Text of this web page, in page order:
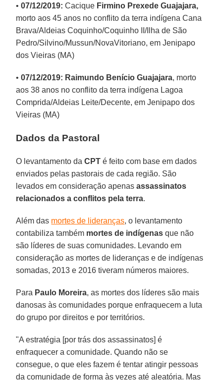
•07/12/2019: Cacique Firmino Prexede Guajajara,
morto aos 45 anos no conflito da terra indígena Cana
Brava/Aldeias Coquinho/Coquinho II/Ilha de São
Pedro/Silvino/Mussun/NovaVitoriano, em Jenipapo
dos Vieiras (MA)
• 07/12/2019: Raimundo Benício Guajajara, morto
aos 38 anos no conflito da terra indígena Lagoa
Comprida/Aldeias Leite/Decente, em Jenipapo dos
Vieiras (MA)
Dados da Pastoral
O levantamento daCPT é feito com base em dados
enviados pelas pastorais de cada região. São
levados em consideração apenasassassinatos
relacionados a conflitos pela terra.
Além das mortes de lideranças, o levantamento
contabiliza também mortes de indígenas que não
são líderes de suas comunidades. Levando em
consideração as mortes de lideranças e de indígenas
somadas, 2013 e 2016 tiveram números maiores.
Para Paulo Moreira, as mortes dos líderes são mais
danosas às comunidades porque enfraquecem a luta
do grupo por direitos e por territórios.
"A estratégia [por trás dos assassinatos] é
enfraquecer a comunidade. Quando não se
consegue, o que eles fazem é tentar atingir pessoas
da comunidade de forma às vezes até aleatória. Mas